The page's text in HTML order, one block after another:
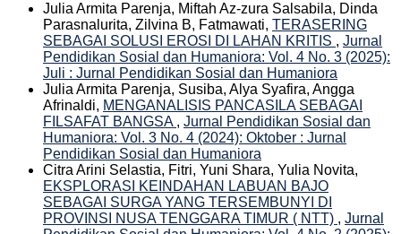
Julia Armita Parenja, Miftah Az-zura Salsabila, Dinda
Parasnalurita, Zilvina B, Fatmawati, TERASERING
SEBAGAI SOLUSI EROSI DI LAHAN KRITIS , Jurnal
Pendidikan Sosial dan Humaniora: Vol. 4 No. 3 (2025):
Juli : Jurnal Pendidikan Sosial dan Humaniora
Julia Armita Parenja, Susiba, Alya Syafira, Angga
Afrinaldi, MENGANALISIS PANCASILA SEBAGAI
FILSAFAT BANGSA , Jurnal Pendidikan Sosial dan
Humaniora: Vol. 3 No. 4 (2024): Oktober : Jurnal
Pendidikan Sosial dan Humaniora
Citra Arini Selastia, Fitri, Yuni Shara, Yulia Novita,
EKSPLORASI KEINDAHAN LABUAN BAJO
SEBAGAI SURGA YANG TERSEMBUNYI DI
PROVINSI NUSA TENGGARA TIMUR ( NTT) , Jurnal